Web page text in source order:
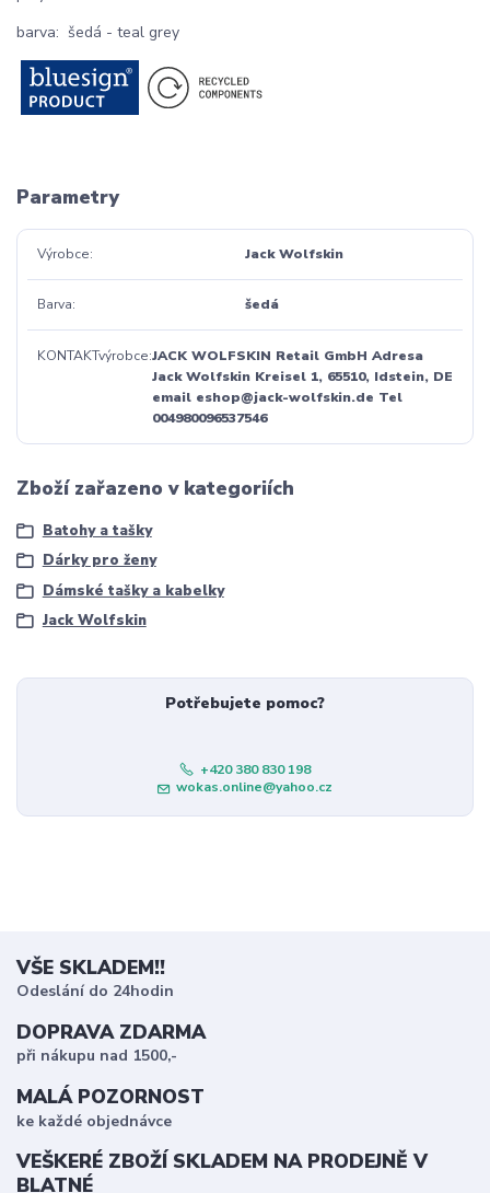
barva: šedá - teal grey
Parametry
Výrobce Jack Wolfskin
Barva šedá
KONTAKTvýrobce JACK WOLFSKIN Retail GmbH Adresa
Jack Wolfskin Kreisel 1, 65510, Idstein, DE
email eshop@jack-wolfskin.de Tel
004980096537546
Zboží zařazeno v kategoriích
Batohy a tašky
Dárky pro ženy
Dámské tašky a kabelky
Jack Wolfskin
Potřebujete pomoc?
+420 380 830 198
wokas.online@yahoo.cz
VŠE SKLADEM!!
Odeslání do 24hodin
DOPRAVA ZDARMA
při nákupu nad 1500,-
MALÁ POZORNOST
ke každé objednávce
VEŠKERÉ ZBOŽÍ SKLADEM NA PRODEJNĚ V
BLATNÉ